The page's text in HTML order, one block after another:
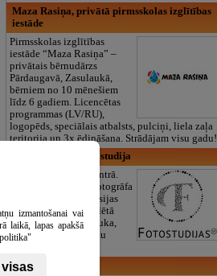
Maza Rasiņa, privātā pirmsskolas izglītības
iestāde
Pirmsskolas izglītības
iestāde “Maza Rasiņa” –
privātais bērnudārzs
Pārdaugavā, Zasulaukā,
bērniem no 10 mēnešiem
līdz 6 gadiem. Licencētas
programmas (LV/RU),
logopēds, speciālais atbalsts, pulciņi, liela zaļa
teritorija un 3x ēdināšana. Strādājam visu gadu!
Fotostudijas.lv, fotostudija
Fotostudija Rīgas centrā.
Fotostudijas īre un fotogrāfa
pakalpojumi. Fotosesijas
studijā vai Jūsu izvēlētā
vietā. Lielformāta druka,
kanvu un fotogrāmatu
Masāžas studija 8
izmantošanai vai
laikā, lapas apakšā